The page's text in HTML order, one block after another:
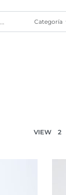
Categoría
VIEW 2